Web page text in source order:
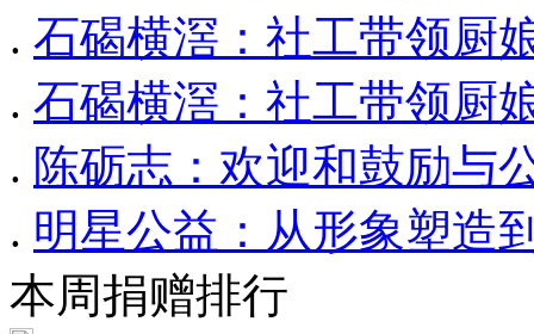
. 石碣横滘：社工带领厨
. 石碣横滘：社工带领厨
. 陈砺志：欢迎和鼓励与
. 明星公益：从形象塑造
本周捐赠排行